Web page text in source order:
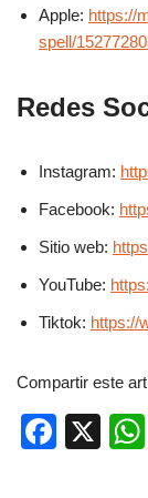
Apple: https://
spell/
Redes
Instagram:
Facebook:
Sitio web:
YouTube:
Tiktok: https://
Compartir este
F
X